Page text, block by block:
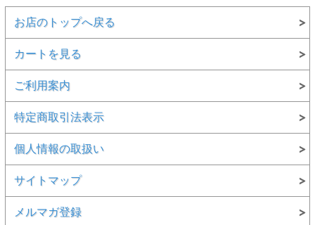
お店のトップへ戻る
カートを見る
ご利用案内
特定商取引法表示
個人情報の取扱い
サイトマップ
メルマガ登録